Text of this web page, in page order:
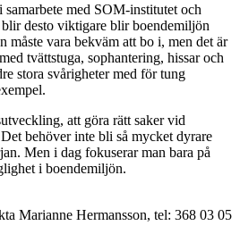
med SOM-institutet och
desto viktigare blir boendemiljön
måste vara bekväm att bo i, men det är
tvättstuga, sophantering, hissar och
stora svårigheter med för tung
att göra rätt saker vid
behöver inte bli så mycket dyrare
Men i dag fokuserar man bara på
i boendemiljön.
Marianne Hermansson, tel: 368 03 05